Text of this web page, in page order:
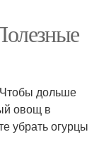
дольше
овощ в
убрать огурцы